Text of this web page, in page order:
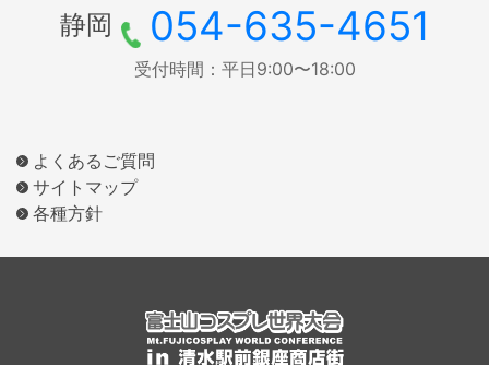
静岡 054-635-4651
受付時間：平日9:00〜18:00
よくあるご質問
サイトマップ
各種方針